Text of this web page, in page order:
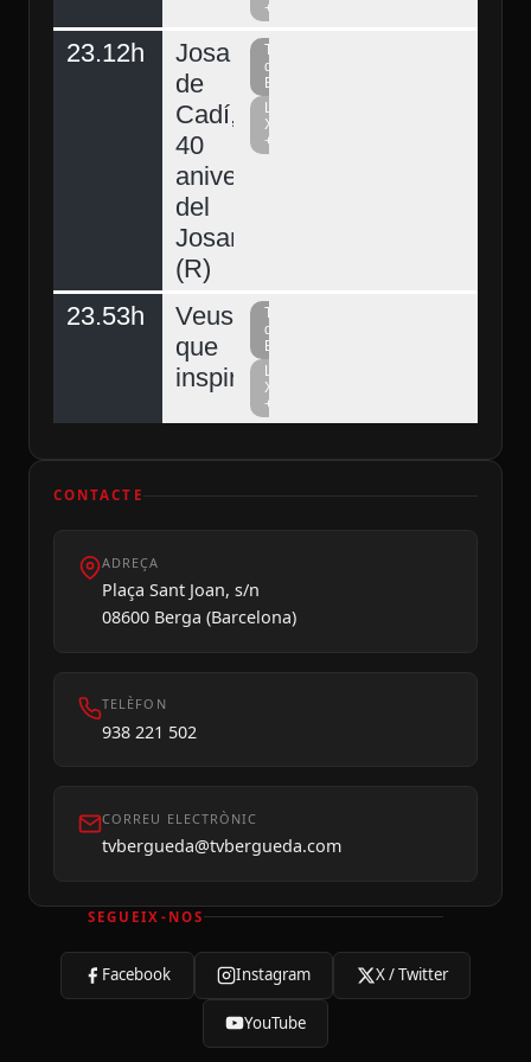
Dilluns 10
+
23.12h
Josa
de
Cadí,
40
aniversari
del
Josart
(R)
Televisió
del
Berguedà
La
Xarxa
+
23.53h
Veus
que
inspiren
Televisió
del
Berguedà
La
Xarxa
+
CONTACTE
ADREÇA
Plaça Sant Joan, s/n
08600 Berga (Barcelona)
TELÈFON
938 221 502
CORREU ELECTRÒNIC
tvbergueda@tvbergueda.com
SEGUEIX-NOS
Facebook Instagram X / Twitter
YouTube